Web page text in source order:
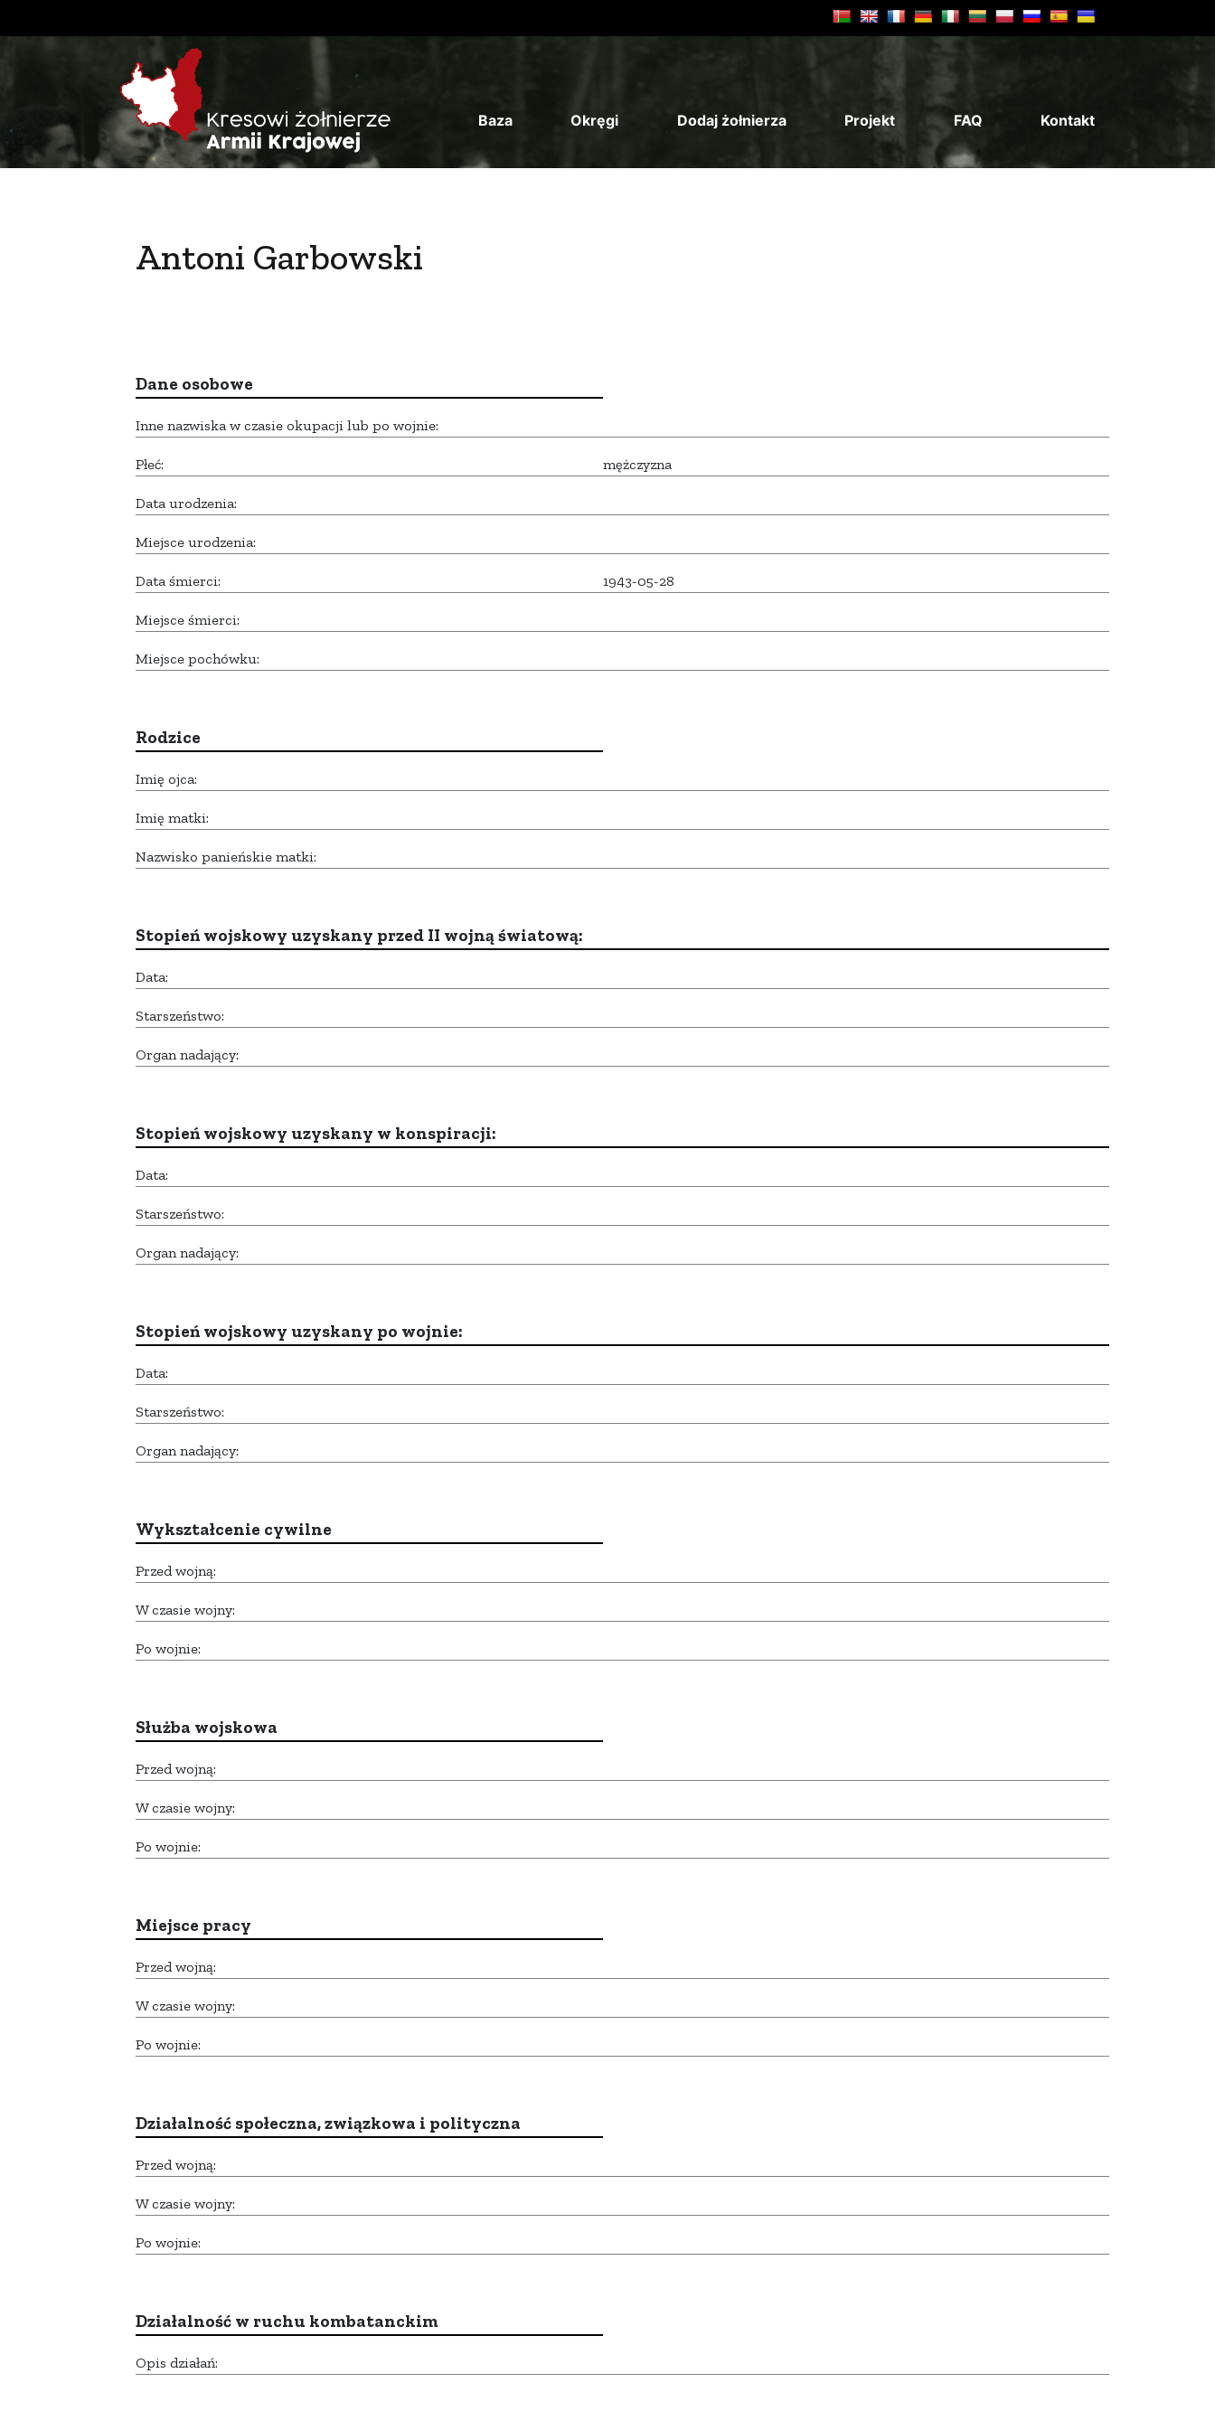
Baza Okręgi Dodaj żołnierza Projekt FAQ Kontakt
Antoni Garbowski
Dane osobowe
Inne nazwiska w czasie okupacji lub po wojnie:
Płeć: mężczyzna
Data urodzenia:
Miejsce urodzenia:
Data śmierci: 1943-05-28
Miejsce śmierci:
Miejsce pochówku:
Rodzice
Imię ojca:
Imię matki:
Nazwisko panieńskie matki:
Stopień wojskowy uzyskany przed II wojną światową:
Data:
Starszeństwo:
Organ nadający:
Stopień wojskowy uzyskany w konspiracji:
Data:
Starszeństwo:
Organ nadający:
Stopień wojskowy uzyskany po wojnie:
Data:
Starszeństwo:
Organ nadający:
Wykształcenie cywilne
Przed wojną:
W czasie wojny:
Po wojnie:
Służba wojskowa
Przed wojną:
W czasie wojny:
Po wojnie:
Miejsce pracy
Przed wojną:
W czasie wojny:
Po wojnie:
Działalność społeczna, związkowa i polityczna
Przed wojną:
W czasie wojny:
Po wojnie:
Działalność w ruchu kombatanckim
Opis działań: